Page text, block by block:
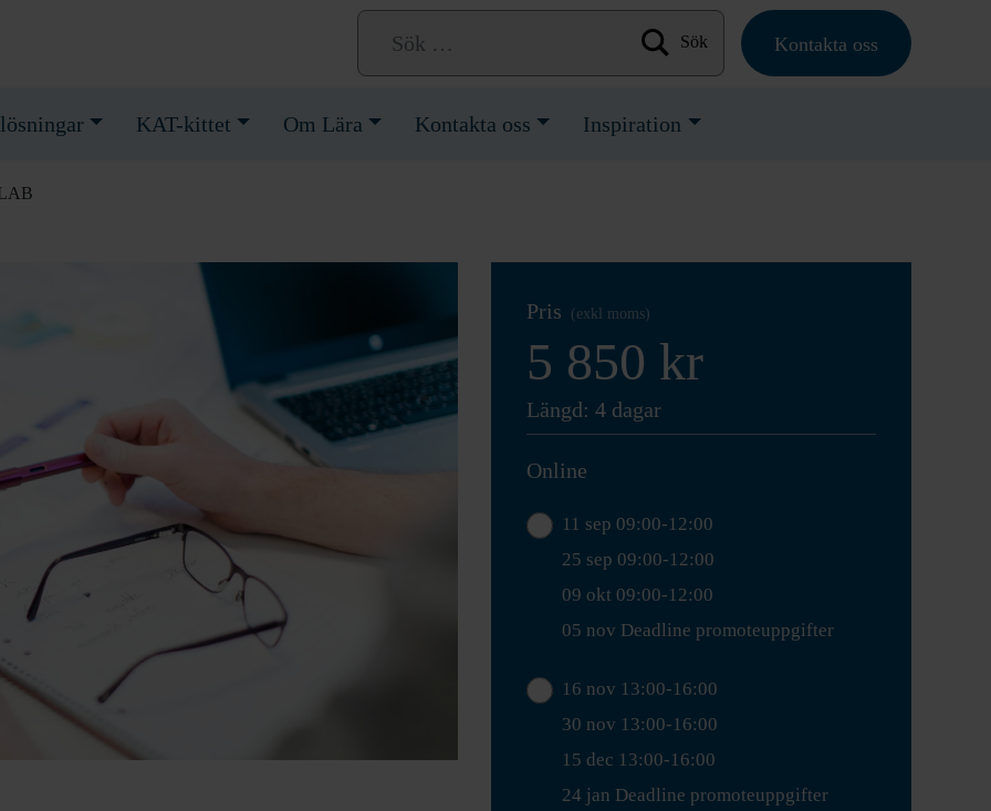
Kontakta oss
KAT-kittet Om Lära Kontakta oss Inspiration
Pris (exkl moms)
5 850 kr
Längd: 4 dagar
Online
11 sep 09:00-12:00
25 sep 09:00-12:00
09 okt 09:00-12:00
05 nov Deadline promoteuppgifter
16 nov 13:00-16:00
30 nov 13:00-16:00
15 dec 13:00-16:00
24 jan Deadline promoteuppgifter